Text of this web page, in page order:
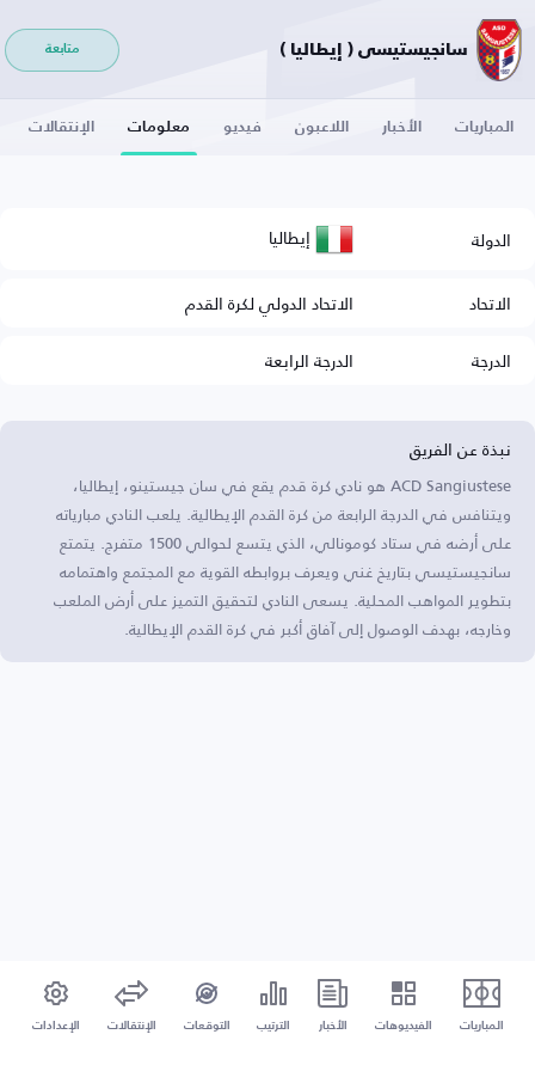
سانجيستيسي ( إيطاليا ) متابعة
المباريات الأخبار اللاعبون فيديو معلومات الإنتقالات
الدولة إيطاليا
الاتحاد
الاتحاد الدولي لكرة القدم
الدرجة
الدرجة الرابعة
نبذة عن الفريق
ACD Sangiustese هو نادي كرة قدم يقع في سان جيستينو، إيطاليا،
ويتنافس في الدرجة الرابعة من كرة القدم الإيطالية. يلعب النادي مبارياته
على أرضه في ستاد كومونالي، الذي يتسع لحوالي 1500 متفرج. يتمتع
سانجيستيسي بتاريخ غني ويعرف بروابطه القوية مع المجتمع واهتمامه
بتطوير المواهب المحلية. يسعى النادي لتحقيق التميز على أرض الملعب
وخارجه، بهدف الوصول إلى آفاق أكبر في كرة القدم الإيطالية.
المباريات الفيديوهات الأخبار الترتيب التوقعات الإنتقالات الإعدادات